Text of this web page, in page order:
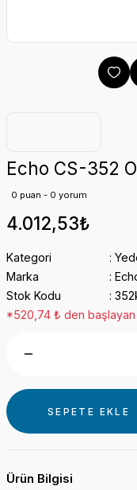
Echo CS-352
0 puan - 0 yorum
4.012,53₺
Kategori
Marka
Stok Kodu
*520,74 ₺ den
SEPETE EKLE
Ürün Bilgisi